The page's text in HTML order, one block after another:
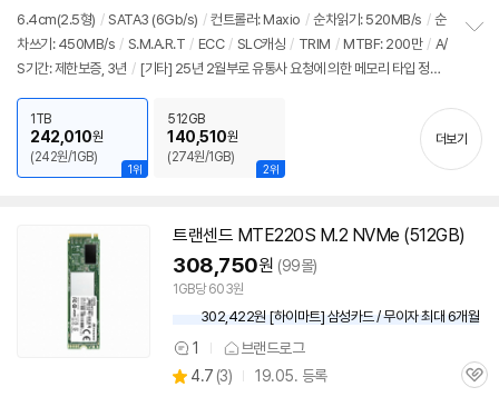
견
점
리
뷰
6.4cm(2.5형) / SATA3 (6Gb/s) / 컨트롤러: Maxio / 순차읽기: 520MB/s / 순
차쓰기: 450MB/s / S.M.A.R.T / ECC / SLC캐싱 / TRIM / MTBF: 200만 / A/
S기간: 제한보증, 3년 / [기타] 25년 2월부로 유통사 요청에 의한 메모리 타입 정보
기
1위
1TB
242,010원
(242원/1GB)
2위
512GB
140,510원
(274원/1GB)
더보기
트랜센드 MTE220S M.2 NVMe (512GB)
308,750원 (99몰)
1GB당 603원
302,422원 [하이마트] 삼성카드 / 무이자 최대 6개월
상
품
1 브랜드로그
별
4.7 (상
3) 19.05. 등록
관